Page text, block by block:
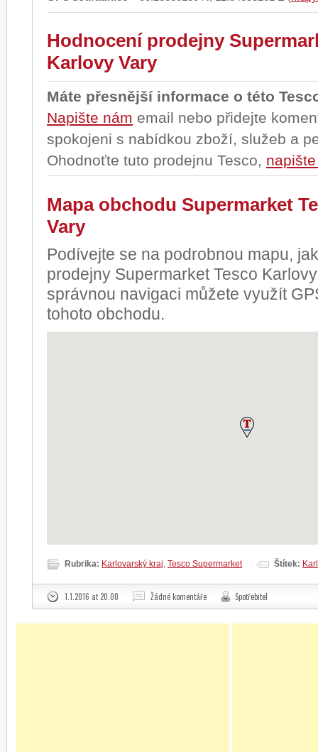
Hodnocení prodejny
Karlovy Vary
Máte přesnější informace o této
Napište nám email nebo přidejte
spokojeni s nabídkou zboží, služeb a
Ohodnoťte tuto prodejnu Tesco,
Mapa obchodu Supermarket
Vary
Podívejte se na podrobnou mapu,
prodejny Supermarket Tesco
správnou navigaci můžete využít
tohoto obchodu.
Rubrika: Karlovarský kraj Tesco Supermarket Štítek:
1.1.2016 at 20.00 Žádné komentáře Spotřebitel